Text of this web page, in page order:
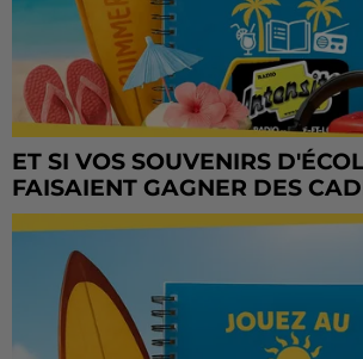
ET SI VOS SOUVENIRS
FAISAIENT GAGNER DES